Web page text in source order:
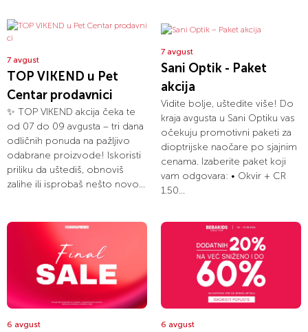
7 avgust
TOP VIKEND u Pet
Centar prodavnici
✨ TOP VIKEND akcija čeka te
od 07 do 09 avgusta – tri dana
odličnih ponuda na pažljivo
odabrane proizvode! Iskoristi
priliku da uštediš, obnoviš
zalihe ili isprobaš nešto novo...
7 avgust
Sani Optik - Paket
akcija
Vidite bolje, uštedite više! Do
kraja avgusta u Sani Optiku vas
očekuju promotivni paketi za
dioptrijske naočare po sjajnim
cenama. Izaberite paket koji
vam odgovara: • Okvir + CR
1.50...
6 avgust 6 avgust